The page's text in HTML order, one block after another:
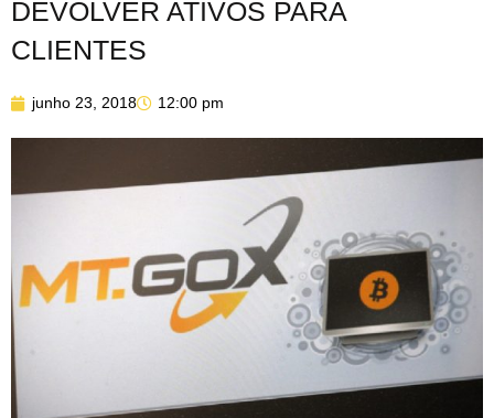
DEVOLVER ATIVOS PARA
CLIENTES
junho 23, 2018 12:00 pm